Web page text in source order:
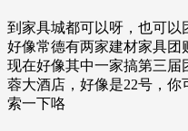
到家具城都可以呀，也可以
好像常德有两家建材家具团
现在好像其中一家搞第三
蓉大酒店，好像是22号，
索一下咯